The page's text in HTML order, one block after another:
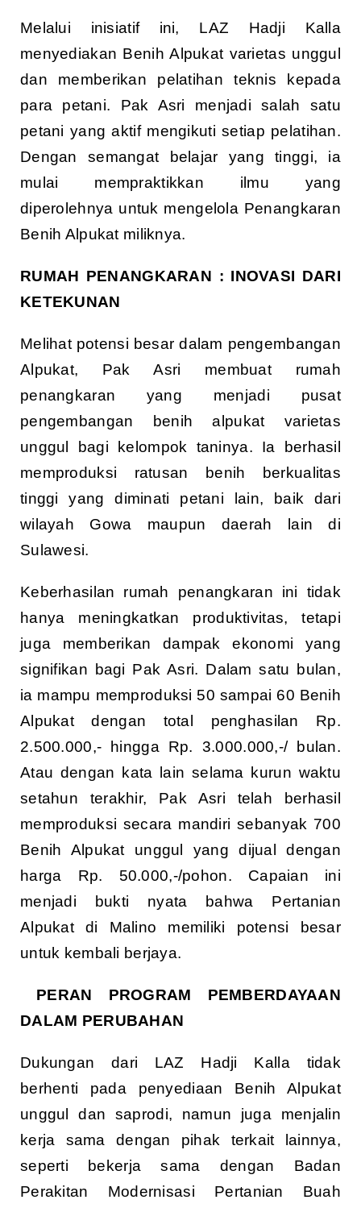
Melalui inisiatif ini, LAZ Hadji Kalla
menyediakan Benih Alpukat varietas unggul
dan memberikan pelatihan teknis kepada
para petani. Pak Asri menjadi salah satu
petani yang aktif mengikuti setiap pelatihan.
Dengan semangat belajar yang tinggi, ia
mulai mempraktikkan ilmu yang
diperolehnya untuk mengelola Penangkaran
Benih Alpukat miliknya.
RUMAH PENANGKARAN : INOVASI DARI
KETEKUNAN
Melihat potensi besar dalam pengembangan
Alpukat, Pak Asri membuat rumah
penangkaran yang menjadi pusat
pengembangan benih alpukat varietas
unggul bagi kelompok taninya. Ia berhasil
memproduksi ratusan benih berkualitas
tinggi yang diminati petani lain, baik dari
wilayah Gowa maupun daerah lain di
Sulawesi.
Keberhasilan rumah penangkaran ini tidak
hanya meningkatkan produktivitas, tetapi
juga memberikan dampak ekonomi yang
signifikan bagi Pak Asri. Dalam satu bulan,
ia mampu memproduksi 50 sampai 60 Benih
Alpukat dengan total penghasilan Rp.
2.500.000,- hingga Rp. 3.000.000,-/ bulan.
Atau dengan kata lain selama kurun waktu
setahun terakhir, Pak Asri telah berhasil
memproduksi secara mandiri sebanyak 700
Benih Alpukat unggul yang dijual dengan
harga Rp. 50.000,-/pohon. Capaian ini
menjadi bukti nyata bahwa Pertanian
Alpukat di Malino memiliki potensi besar
untuk kembali berjaya.
PERAN PROGRAM PEMBERDAYAAN
DALAM PERUBAHAN
Dukungan dari LAZ Hadji Kalla tidak
berhenti pada penyediaan Benih Alpukat
unggul dan saprodi, namun juga menjalin
kerja sama dengan pihak terkait lainnya,
seperti bekerja sama dengan Badan
Perakitan Modernisasi Pertanian Buah